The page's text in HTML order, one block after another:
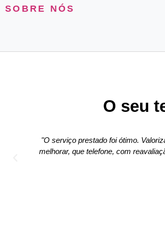
SOBRE NÓS
O seu
o atender o doente calmamente ,
gratuita. Esta clínica foi me